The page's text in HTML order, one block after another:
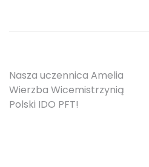
Nawigacja
wpisu
Nasza uczennica Amelia
Wierzba Wicemistrzynią
Polski IDO PFT!